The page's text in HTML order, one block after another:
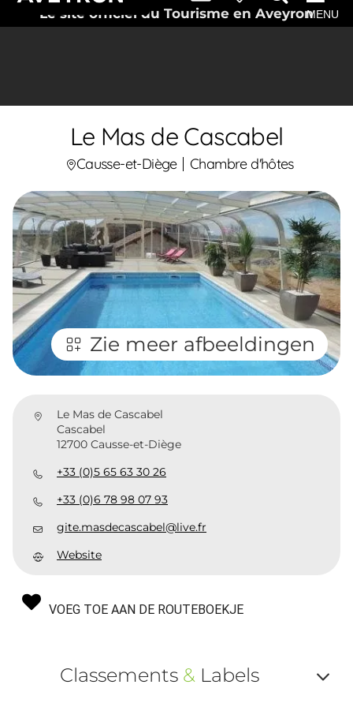
Le site officiel du Tourisme en AveyronMENU
Le Mas de Cascabel
Causse-et-Diège Chambre d'hôtes
Zie meer afbeeldingen
Le Mas de Cascabel
Cascabel
12700 Causse-et-Diège
+33 (0)5 65 63 30 26
+33 (0)6 78 98 07 93
gite.masdecascabel@live.fr
Website
VOEG TOE AAN DE ROUTEBOEKJE
Classements &Labels